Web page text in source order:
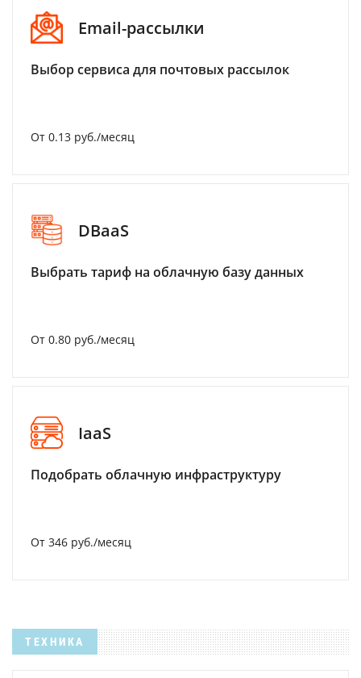
Email-рассылки
Выбор сервиса для почтовых рассылок
От 0.13 руб./месяц
DBaaS
Выбрать тариф на облачную базу данных
От 0.80 руб./месяц
IaaS
Подобрать облачную инфраструктуру
От 346 руб./месяц
ТЕХНИКА